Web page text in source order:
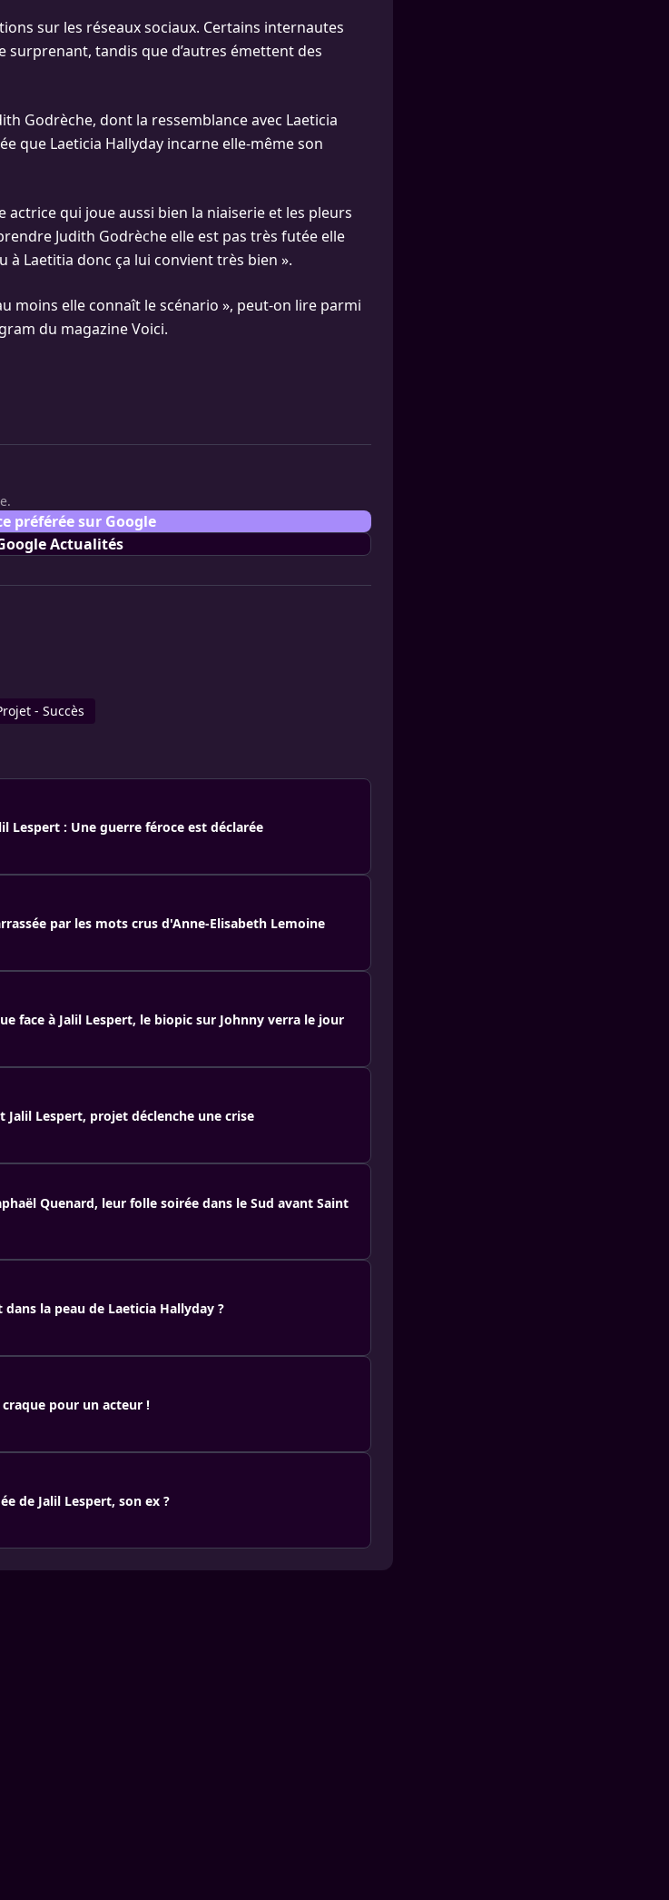
sur les réseaux sociaux. Certains internautes
surprenant, tandis que d’autres émettent des
Godrèche, dont la ressemblance avec Laeticia
que Laeticia Hallyday incarne elle-même son
qui joue aussi bien la niaiserie et les pleurs
Judith Godrèche elle est pas très futée elle
à Laetitia donc ça lui convient très bien ».
moins elle connaît le scénario », peut-on lire parmi
du magazine Voici.
préférée sur Google
Actualités
- Succès
Lespert : Une guerre féroce est déclarée
par les mots crus d'Anne-Elisabeth Lemoine
face à Jalil Lespert, le biopic sur Johnny verra le jour
Jalil Lespert, projet déclenche une crise
Quenard, leur folle soirée dans le Sud avant Saint
la peau de Laeticia Hallyday ?
pour un acteur !
de Jalil Lespert, son ex ?